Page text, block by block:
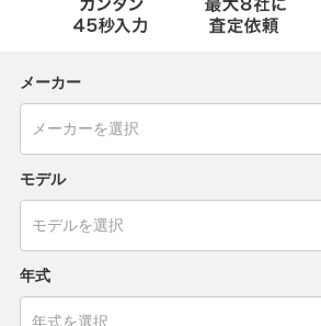
メーカー
モデル
年式